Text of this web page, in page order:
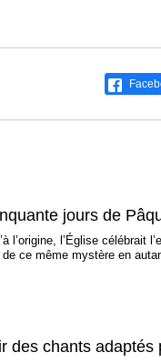
jours de
l’origine, l’Église célébrait
ce même mystère en
des chants adaptés